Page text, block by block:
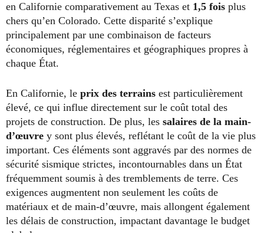
en Californie comparativement au Texas et 1,5 fois plus
chers qu’en Colorado. Cette disparité s’explique
principalement par une combinaison de facteurs
économiques, réglementaires et géographiques propres à
chaque État.
En Californie, le prix des terrains est particulièrement
élevé, ce qui influe directement sur le coût total des
projets de construction. De plus, les salaires de la main-
d’œuvre y sont plus élevés, reflétant le coût de la vie plus
important. Ces éléments sont aggravés par des normes de
sécurité sismique strictes, incontournables dans un État
fréquemment soumis à des tremblements de terre. Ces
exigences augmentent non seulement les coûts de
matériaux et de main-d’œuvre, mais allongent également
les délais de construction, impactant davantage le budget